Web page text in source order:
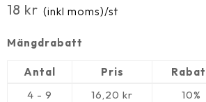
18 kr (inkl moms)/st
Mängdrabatt
Antal Pris
4 - 9
16,20 kr
10%